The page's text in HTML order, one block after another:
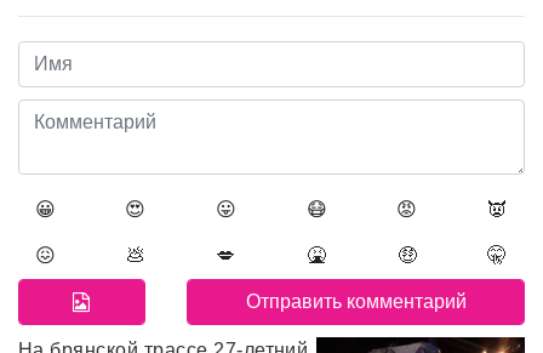
😀 😍 😛 😷 😡 👿
😖 💩 💋 🤮 🤑 🤫